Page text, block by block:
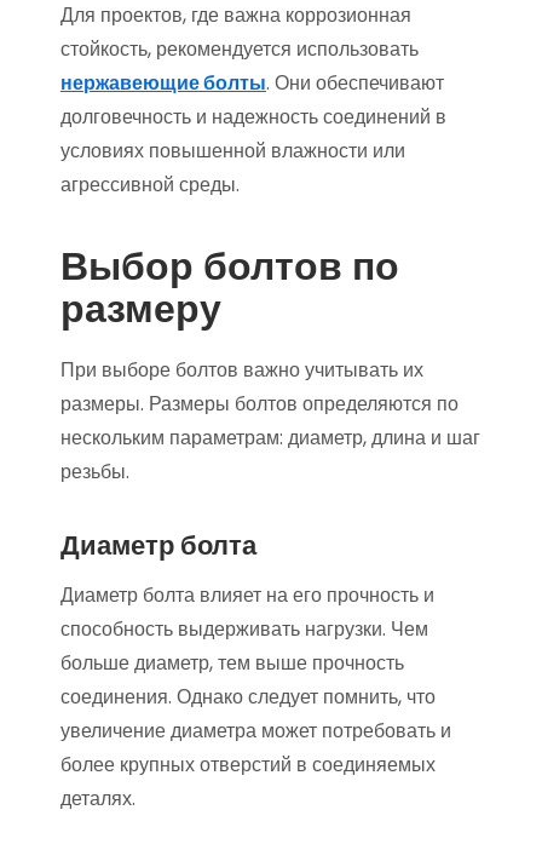
Для проектов, где важна коррозионная
стойкость, рекомендуется использовать
нержавеющие болты. Они обеспечивают
долговечность и надежность соединений в
условиях повышенной влажности или
агрессивной среды.
Выбор болтов по
размеру
При выборе болтов важно учитывать их
размеры. Размеры болтов определяются по
нескольким параметрам: диаметр, длина и шаг
резьбы.
Диаметр болта
Диаметр болта влияет на его прочность и
способность выдерживать нагрузки. Чем
больше диаметр, тем выше прочность
соединения. Однако следует помнить, что
увеличение диаметра может потребовать и
более крупных отверстий в соединяемых
деталях.